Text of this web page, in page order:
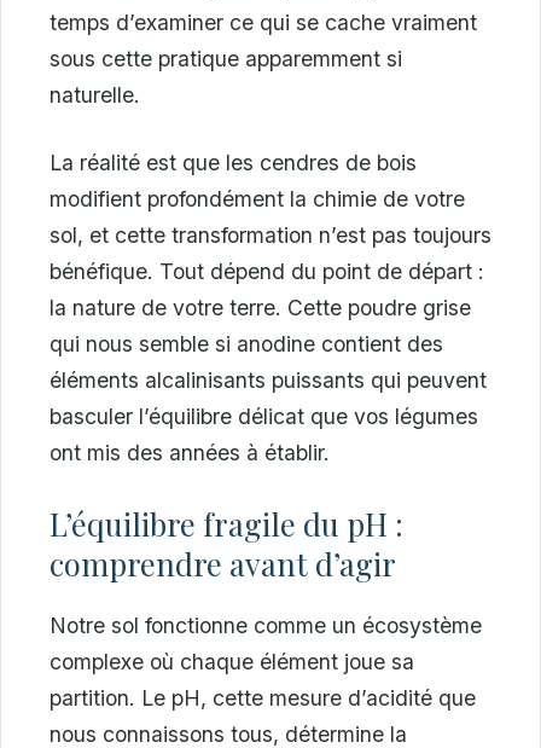
temps d’examiner ce qui se cache vraiment
sous cette pratique apparemment si
naturelle.
La réalité est que les cendres de bois
modifient profondément la chimie de votre
sol, et cette transformation n’est pas toujours
bénéfique. Tout dépend du point de départ :
la nature de votre terre. Cette poudre grise
qui nous semble si anodine contient des
éléments alcalinisants puissants qui peuvent
basculer l’équilibre délicat que vos légumes
ont mis des années à établir.
L’équilibre fragile du pH :
comprendre avant d’agir
Notre sol fonctionne comme un écosystème
complexe où chaque élément joue sa
partition. Le pH, cette mesure d’acidité que
nous connaissons tous, détermine la